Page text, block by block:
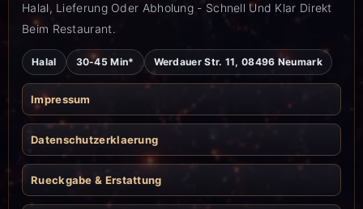
Halal, Lieferung Oder Abholung - Schnell Und Klar Direkt
Beim Restaurant.
Halal 30-45 Min* Werdauer Str. 11, 08496 Neumark
Impressum
Datenschutzerklaerung
Rueckgabe & Erstattung